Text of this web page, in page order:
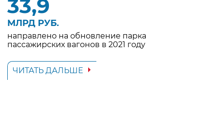
ЧИТАТЬ ДАЛЬШЕ
33,9
МЛРД РУБ.
направлено на обновление парка
пассажирских вагонов в 2021 году